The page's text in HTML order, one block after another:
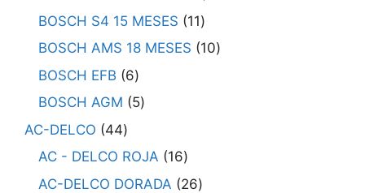
BOSCH S4 15 MESES
11
BOSCH AMS 18 MESES
10
BOSCH EFB
6
BOSCH AGM
5
AC-DELCO
44
AC - DELCO ROJA
16
AC-DELCO DORADA
26